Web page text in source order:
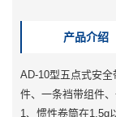
产品介绍
AD-10型五点式安
件、一条裆带组件
1、惯性卷筒在1.5g